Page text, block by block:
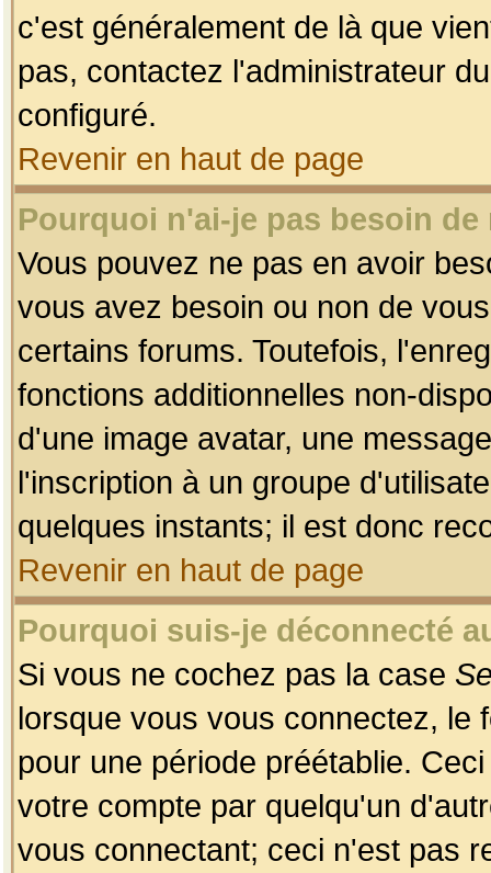
c'est généralement de là que
pas, contactez l'administrateur
configuré.
Revenir en haut de page
Pourquoi n'ai-je pas besoin
Vous pouvez ne pas en avoir
vous avez besoin ou non de
certains forums. Toutefois,
fonctions additionnelles non-
d'une image avatar, une
l'inscription à un groupe
quelques instants; il est donc
Revenir en haut de page
Pourquoi suis-je déconnecté
Si vous ne cochez pas la case
lorsque vous vous connectez, le
pour une période préétablie.
votre compte par quelqu'un
vous connectant; ceci n'est pas